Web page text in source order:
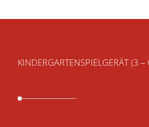
KINDERGARTENSPIELGERÄT (3 –